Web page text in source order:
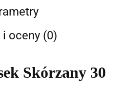
i oceny (0)
Skórzany 30